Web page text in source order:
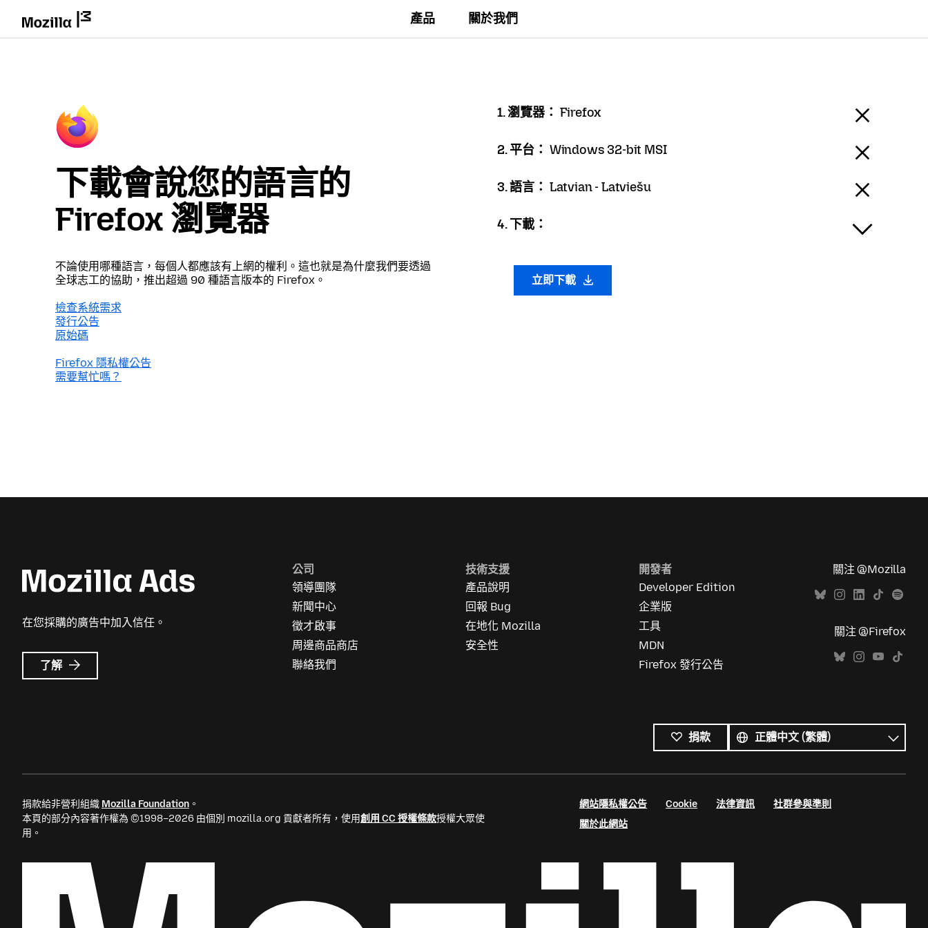
產品 關於我們
下載會說您的語言的
Firefox 瀏覽器
不論使用哪種語言，每個人都應該有上網的權利。這也就是為什麼我們要透過
全球志工的協助，推出超過 90 種語言版本的 Firefox。
檢查系統需求
發行公告
原始碼
Firefox 隱私權公告
需要幫忙嗎？
1. 瀏覽器： Firefox
2. 平台： Windows 32-bit MSI
3. 語言： Latvian - Latviešu
4. 下載：
立即下載
在您採購的廣告中加入信任。
了解 Mozilla
Ads
公司
領導團隊
新聞中心
徵才啟事
周邊商品商店
聯絡我們
技術支援
產品說明
回報 Bug
在地化 Mozilla
安全性
開發者
Developer Edition
企業版
工具
MDN
Firefox 發行公告
關注 @Mozilla
關注 @Firefox
捐款
有
語
言
語
言
捐款給非營利組織 Mozilla Foundation 。
本頁的部分內容著作權為 ©1998–2026 由個別 mozilla.org 貢獻者所有，使用創用 CC 授權條款授權大眾使
用。
網站隱私權公告 Cookie 法律資訊
社群參與準則
關於此網站